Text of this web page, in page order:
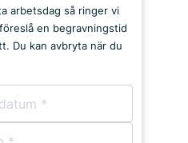
arbetsdag så ringer vi
en begravningstid
Du kan avbryta när du